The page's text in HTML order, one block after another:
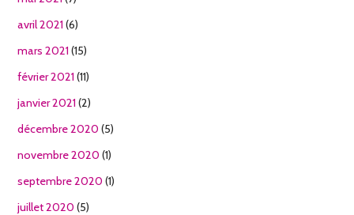
avril 2021 (6)
mars 2021 (15)
février 2021 (11)
janvier 2021 (2)
décembre 2020 (5)
novembre 2020 (1)
septembre 2020 (1)
juillet 2020 (5)